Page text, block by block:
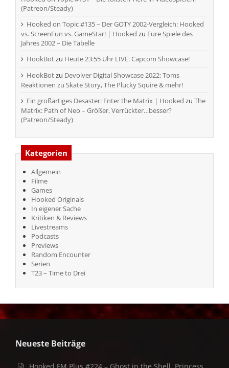
(Patreon/Steady)
Hooked on Topic #135 – Der GOTY 2002-Vergleich: Hooked
vs. ScreenFun vs. GameStar! | Hooked zu Eure Spiele des
Jahres 2002 – Die Tabelle
HookBotzu Heute 23:55 Uhr LIVE: Capcom Showcase!
HookBotzu Devolver Digital Showcase 2022: Toms
Reaktionen zu Skate Story, The Plucky Squire & mehr!
Ein großartiges Desaster: Enter the Matrix | Hooked zu The
Matrix: Path of Neo – Größer, Verrückter…besser?
(Patreon/Steady)
Kategorien
Allgemein
Filme
Games
Hooked Originals
In eigener Sache
Kritiken & Reviews
Livestreams
Podcasts
Previews
Random Encounter
Serien
T23 – Time to Drei
Neueste Beiträge